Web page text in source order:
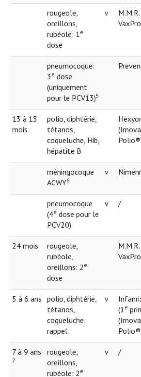
rougeole,
oreillons,
rubéole: 1e
dose
v
M.M.R.
pneumocoque:
3 e dose
(uniquement
pour le PCV13)5
13 à 15
mois
polio, diphtérie,
tétanos,
coqueluche, Hib,
hépatite B
Polio®
méningocoque
ACWY6
v
pneumocoque
(4e dose pour le
PCV20)
v /
24 mois
rougeole,
rubéole,
oreillons: 2 e
dose
M.M.R.
5 à 6 ans polio, diphtérie,
tétanos,
coqueluche:
rappel
v
(1e
Polio®
7 à 9 ans
7
rougeole,
oreillons,
rubéole: 2 e
v /